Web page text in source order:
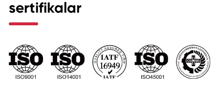
sertifikalar